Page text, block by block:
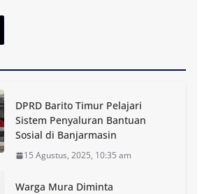
DPRD Barito Timur Pelajari
Sistem Penyaluran Bantuan
Sosial di Banjarmasin
15 Agustus, 2025, 10:35 am
Warga Mura Diminta